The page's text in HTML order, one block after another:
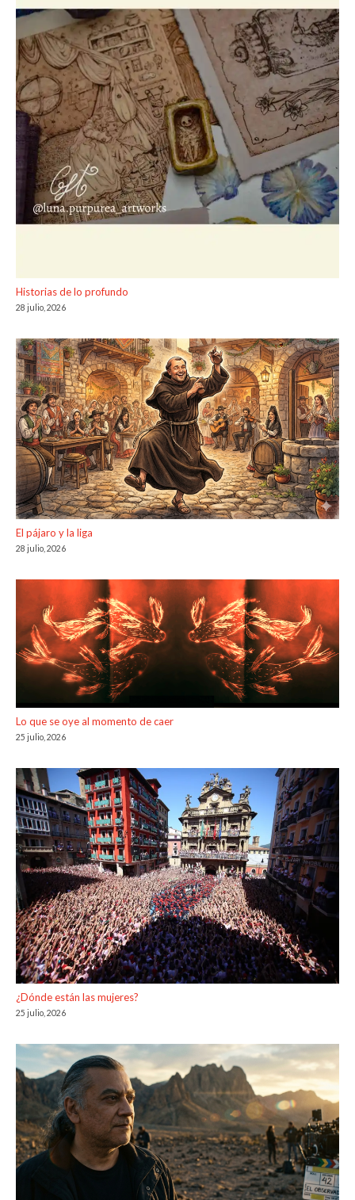
Historias de lo profundo
28 julio, 2026
El pájaro y la liga
28 julio, 2026
Lo que se oye al momento de caer
25 julio, 2026
¿Dónde están las mujeres?
25 julio, 2026